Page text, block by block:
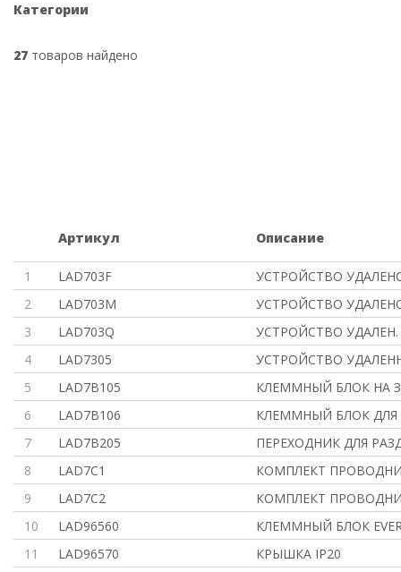
Категории
27 товаров найдено
Артикул Описание
1 LAD703F
УСТРОЙСТВО
2
LAD703M
УСТРОЙСТВО
3
LAD703Q
УСТРОЙСТВО УДАЛЕН.
4
LAD7305
УСТРОЙСТВО
5
LAD7B105
КЛЕММНЫЙ БЛОК НА
6
LAD7B106
КЛЕММНЫЙ БЛОК ДЛЯ
7
LAD7B205
ПЕРЕХОДНИК ДЛЯ
8
LAD7C1
КОМПЛЕКТ
9
LAD7C2
КОМПЛЕКТ
10
LAD96560
КЛЕММНЫЙ БЛОК
11
LAD96570
КРЫШКА IP20